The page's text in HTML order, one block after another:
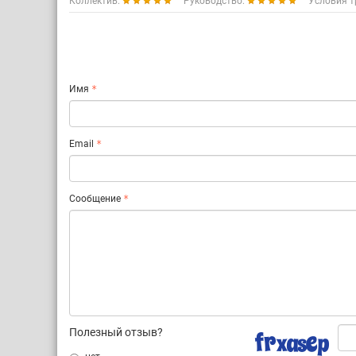
Имя
Email
Сообщение
Полезный отзыв?